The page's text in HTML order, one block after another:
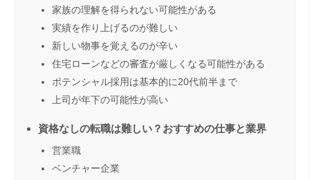
家族の理解を得られない可能性がある
実績を作り上げるのが難しい
新しい物事を覚えるのが辛い
住宅ローンなどの審査が厳しくなる可能性がある
ポテンシャル採用は基本的に20代前半まで
上司が年下の可能性が高い
資格なしの転職は難しい？おすすめの仕事と業界
営業職
ベンチャー企業